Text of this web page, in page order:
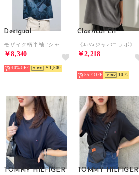
Desigual
￥8,340
40% ￥1,500
Classical Elf
￥2,218
55% 10
TOMMY HILFIGER TOMMY HILFIGER